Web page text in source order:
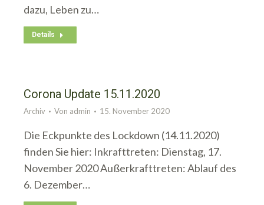
dazu, Leben zu…
Details
Corona Update 15.11.2020
Archiv Von admin 15. November 2020
Die Eckpunkte des Lockdown (14.11.2020)
finden Sie hier: Inkrafttreten: Dienstag, 17.
November 2020 Außerkrafttreten: Ablauf des
6. Dezember…